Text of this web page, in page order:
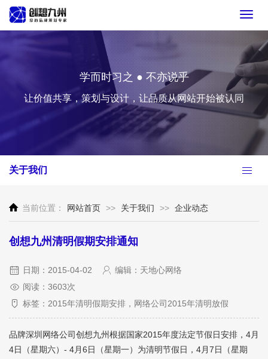
学而时习之 ● 不亦说乎
让价值共享，策划与设计，让品质从网站开始被认同
关于我们
当前位置： 网站首页 >> 关于我们 >> 企业动态
创想九州清明假期安排通知
日期：2015-04-02
编辑：天地心网络
阅读：3603次
标签：2015年清明假期安排，网络公司2015年清明放假
品牌深圳网络公司创想九州根据国家2015年度法定节假日安排，4月
4日（星期六）- 4月6日（星期一）为清明节假日，4月7日（星期